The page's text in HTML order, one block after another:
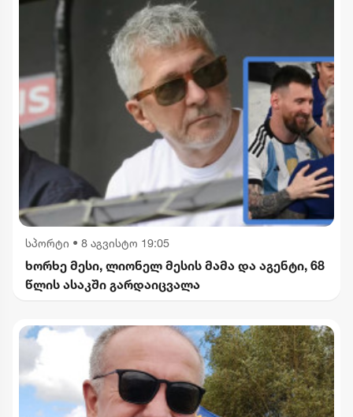
სპორტი • 8 აგვისტო 19:05
ხორხე მესი, ლიონელ მესის მამა და აგენტი, 68
წლის ასაკში გარდაიცვალა